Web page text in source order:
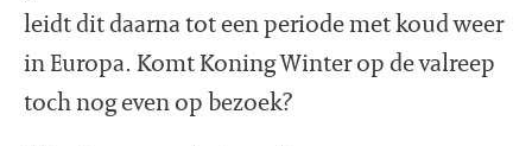
leidt dit daarna tot een periode met koud weer
in Europa. Komt Koning Winter op de valreep
toch nog even op bezoek?